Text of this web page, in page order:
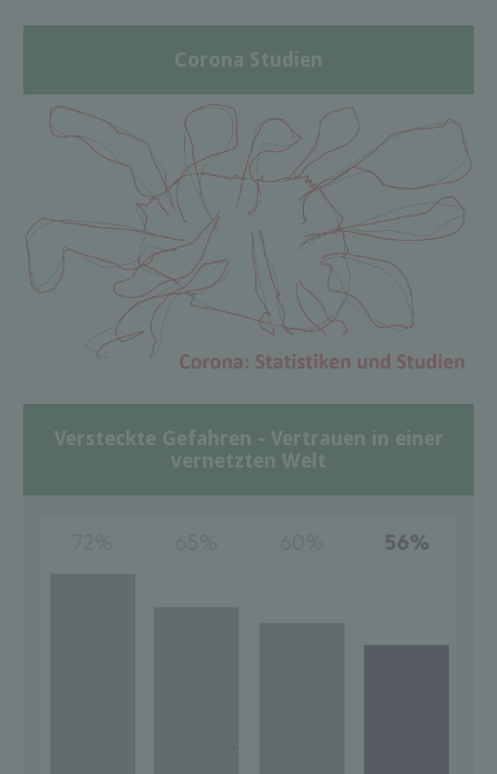
Corona Studien
Versteckte Gefahren - Vertrauen in einer
vernetzten Welt